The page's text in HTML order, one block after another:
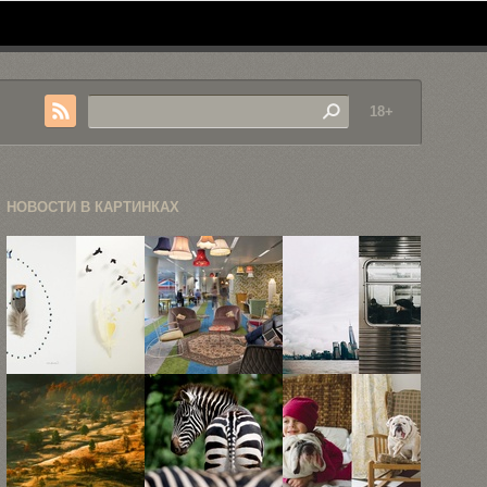
18+
НОВОСТИ В КАРТИНКАХ
«Пуховые
чудеса»
Криса
Мейнарда
5
невероятных
офисов
Google
Небольшая
прогулка по
улицам Нью-
Йорка